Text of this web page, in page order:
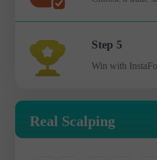
Step 5
Win with
Real Scalping